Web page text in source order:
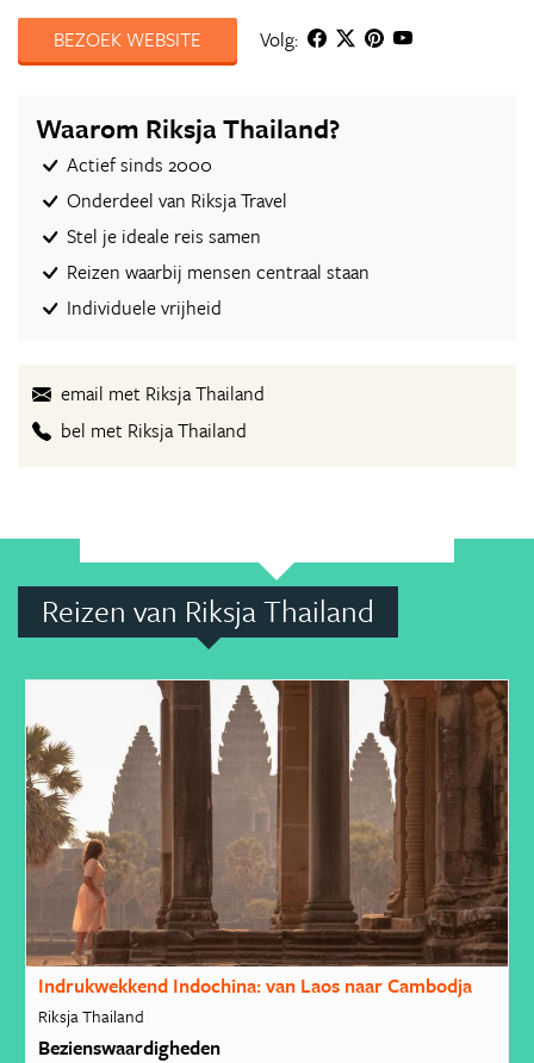
BEZOEK WEBSITE
Volg:
Waarom Riksja Thailand?
Actief sinds 2000
Onderdeel van Riksja Travel
Stel je ideale reis samen
Reizen waarbij mensen centraal staan
Individuele vrijheid
email met Riksja Thailand
bel met Riksja Thailand
Reizen van Riksja Thailand
Indrukwekkend Indochina: van Laos naar Cambodja
Riksja Thailand
Bezienswaardigheden